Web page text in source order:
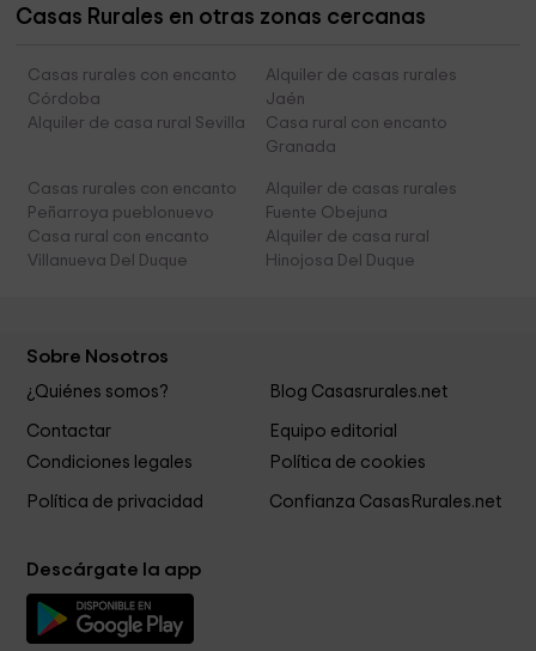
Casas Rurales en otras zonas cercanas
Casas rurales con encanto
Córdoba
Alquiler de casas rurales
Jaén
Alquiler de casa rural Sevilla
Casa rural con encanto
Granada
Casas rurales con encanto
Peñarroya pueblonuevo
Alquiler de casas rurales
Fuente Obejuna
Casa rural con encanto
Villanueva Del Duque
Alquiler de casa rural
Hinojosa Del Duque
Sobre Nosotros
¿Quiénes somos? Blog Casasrurales.net
Contactar
Equipo editorial
Condiciones legales
Política de cookies
Política de privacidad Confianza CasasRurales.net
Descárgate la app